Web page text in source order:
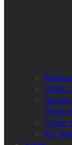
OVNIs
Como
KIT